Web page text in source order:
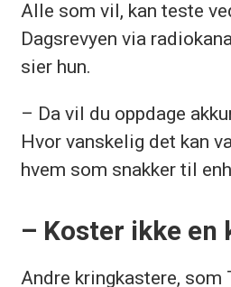
Alle som vil, kan teste
Dagsrevyen via
sier hun.
– Da vil du oppdage
Hvor vanskelig det kan
hvem som snakker til
– Koster ikke en
Andre kringkastere, som